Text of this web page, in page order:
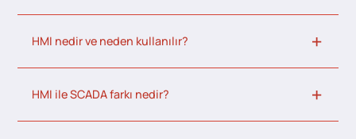
HMI nedir ve neden kullanılır?
HMI ile SCADA farkı nedir?